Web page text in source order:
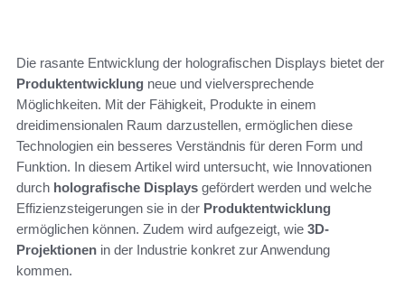
Die rasante Entwicklung der holografischen Displays bietet der
Produktentwicklung neue und vielversprechende
Möglichkeiten. Mit der Fähigkeit, Produkte in einem
dreidimensionalen Raum darzustellen, ermöglichen diese
Technologien ein besseres Verständnis für deren Form und
Funktion. In diesem Artikel wird untersucht, wie Innovationen
durch holografische Displays gefördert werden und welche
Effizienzsteigerungen sie in der Produktentwicklung
ermöglichen können. Zudem wird aufgezeigt, wie 3D-
Projektionen in der Industrie konkret zur Anwendung
kommen.